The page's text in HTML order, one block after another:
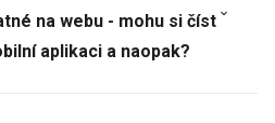
na webu - mohu si číst
aplikaci a naopak?